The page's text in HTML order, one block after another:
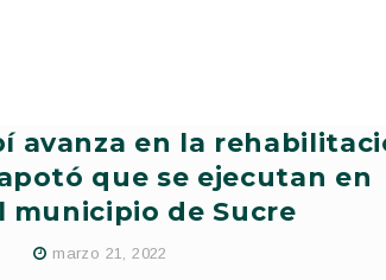
avanza en la
que se ejecutan en
municipio de Sucre
marzo 21, 2022